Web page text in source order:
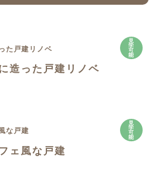
見
学
可
能
造った戸建リノベ
見
学
可
能
ェ風な戸建